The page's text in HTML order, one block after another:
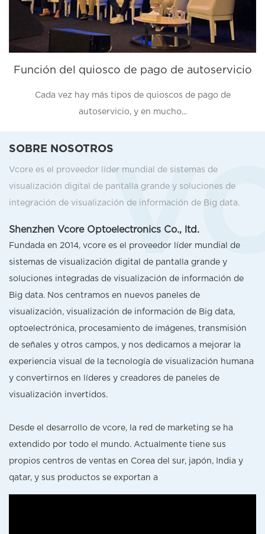
Función del quiosco de pago de autoservicio
Cada vez hay más tipos de quioscos de pago de
autoservicio, y en mucho...
SOBRE NOSOTROS
Vcore es el proveedor líder mundial de sistemas de
visualización digital de pantalla grande y soluciones de
integración de visualización de información de Big data.
Shenzhen Vcore Optoelectronics Co., ltd.
Fundada en 2014, vcore es el proveedor líder mundial de
sistemas de visualización digital de pantalla grande y
soluciones integradas de visualización de información de
Big data. Nos centramos en nuevos paneles de
visualización, visualización de información de Big data,
optoelectrónica, procesamiento de imágenes, transmisión
de señales y otros campos, y nos dedicamos a mejorar la
experiencia visual de la tecnología de visualización humana
y convertirnos en líderes y creadores de paneles de
visualización invertidos.
Desde el desarrollo de vcore, la red de marketing se ha
extendido por todo el mundo. Actualmente tiene sus
propios centros de ventas en Corea del sur, japón, India y
qatar, y sus productos se exportan a